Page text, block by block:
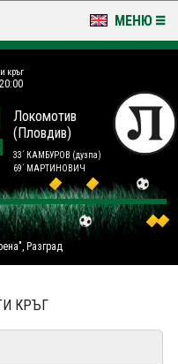
МЕНЮ
кръг
Локомотив
(Пловдив)
33´ КАМБУРОВ (дузпа)
69´ МАРТИНОВИЧ
Разград
КРЪГ